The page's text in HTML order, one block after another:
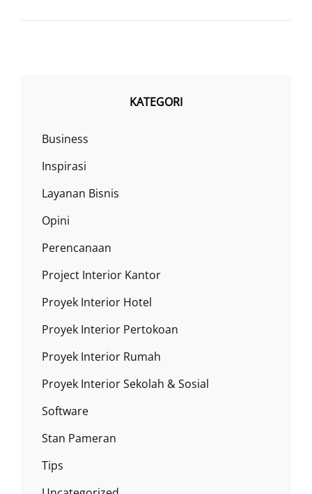
KATEGORI
Business
Inspirasi
Layanan Bisnis
Opini
Perencanaan
Project Interior Kantor
Proyek Interior Hotel
Proyek Interior Pertokoan
Proyek Interior Rumah
Proyek Interior Sekolah & Sosial
Software
Stan Pameran
Tips